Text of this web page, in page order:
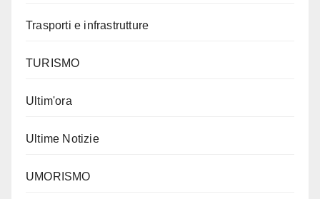
Trasporti e infrastrutture
TURISMO
Ultim'ora
Ultime Notizie
UMORISMO